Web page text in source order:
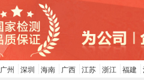
广州 深圳 海南 广西 江苏 浙江 福建